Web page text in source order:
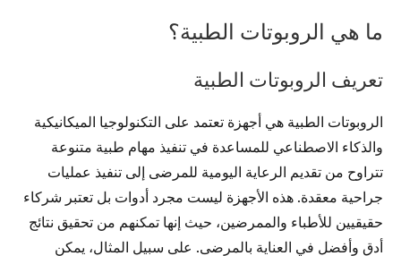
ما هي الروبوتات الطبية؟
تعريف الروبوتات الطبية
الروبوتات الطبية هي أجهزة تعتمد على التكنولوجيا الميكانيكية
والذكاء الاصطناعي للمساعدة في تنفيذ مهام طبية متنوعة
تتراوح من تقديم الرعاية اليومية للمرضى إلى تنفيذ عمليات
جراحية معقدة. هذه الأجهزة ليست مجرد أدوات بل تعتبر شركاء
حقيقيين للأطباء والممرضين، حيث إنها تمكنهم من تحقيق نتائج
أدق وأفضل في العناية بالمرضى. على سبيل المثال، يمكن